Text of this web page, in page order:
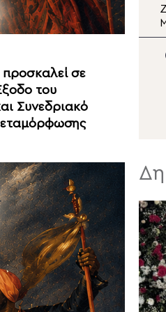
σε
του
Συνεδριακό
της Αφρικής
του Αγίου
από την Ιερά